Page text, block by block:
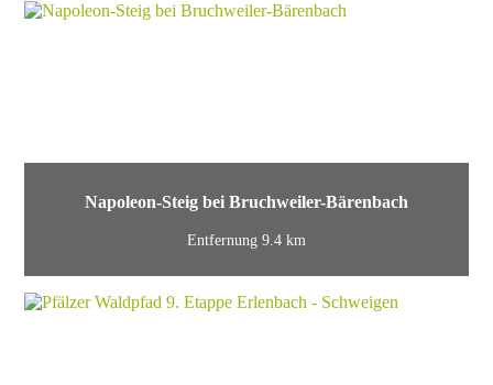
Napoleon-Steig bei Bruchweiler-Bärenbach
Entfernung 9.4 km